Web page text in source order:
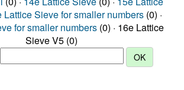
Lattice Sieve for smaller numbers (0) ·
for smaller numbers (0) · 16e Lattice
Sieve V5 (0)